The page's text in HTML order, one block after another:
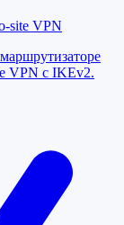
site VPN
VPN с IKEv2.